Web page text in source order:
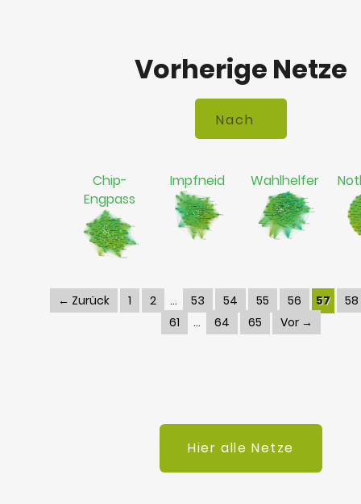
Vorherige Netze
Chip-
Engpass
Impfneid Wahlhelfer
← Zurück 1 2 53 54 55 56 57
58
61
64 65 Vor →
Hier alle Netze